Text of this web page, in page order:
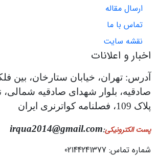
ارسال مقاله
تماس با ما
نقشه سایت
اخبار و اعلانات
آدرس: تهران، خیابان ستارخان، بین
پلاک 109، فصلنامه کواترنری ایران
پست الکترونیکی:
irqua2014@gmail.com
شماره تماس: 02144241377